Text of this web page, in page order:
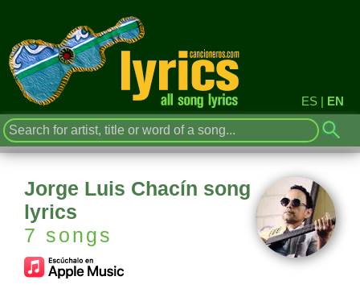
ES | EN
Jorge Luis Chacín song
lyrics
7 songs